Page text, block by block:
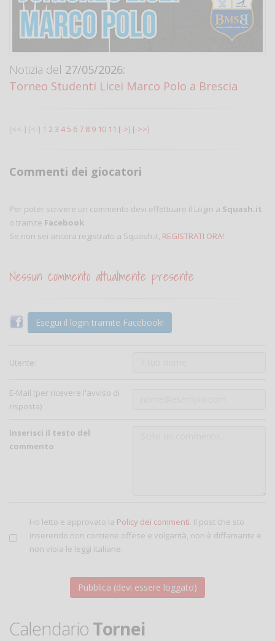
Notizia del 27/05/2026:
Torneo Studenti Licei Marco Polo a Brescia
[<<-] [<-] 1 2 3 4 5 6 7 8 9 10 11 [->] [->>]
Commenti dei giocatori
Per poter scrivere un commento devi effettuare il Login a Squash.it
o tramite Facebook
Se non sei ancora registrato a Squash.it, REGISTRATI ORA!
Nessun commento attualmente presente
Esegui il login tramite Facebook!
Utente:
E-Mail (per ricevere l'avviso di
risposta)
Inserisci il testo del
commento
Ho letto e approvato la Policy dei commenti . Il post che sto
inserendo non contiene offese e volgarità, non è diffamante e
non viola le leggi italiane.
Calendario Tornei